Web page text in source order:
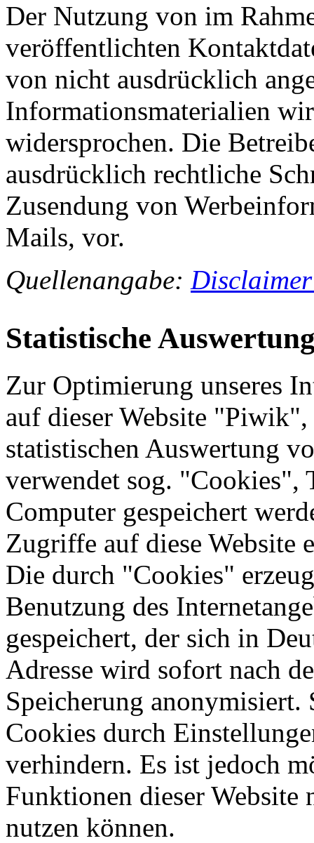
Der Nutzung von im
veröffentlichten
von nicht ausdrücklich
Informationsmaterialien
widersprochen. Die
ausdrücklich rechtliche
Zusendung von
Mails, vor.
Quellenangabe:
Statistische
Zur Optimierung unseres
auf dieser Website
statistischen Auswertung
verwendet sog. "Cookies",
Computer gespeichert
Zugriffe auf diese Website
Die durch "Cookies"
Benutzung des
gespeichert, der sich in
Adresse wird sofort nach
Speicherung
Cookies durch
verhindern. Es ist jedoch
Funktionen dieser
nutzen können.